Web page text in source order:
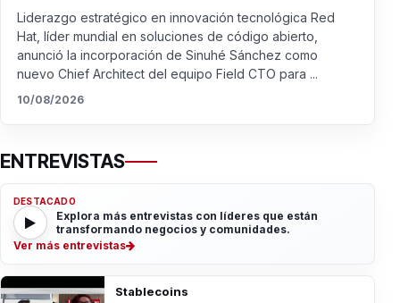
Liderazgo estratégico en innovación tecnológica Red
Hat, líder mundial en soluciones de código abierto,
anunció la incorporación de Sinuhé Sánchez como
nuevo Chief Architect del equipo Field CTO para ...
10/08/2026
ENTREVISTAS
DESTACADO
Explora más entrevistas con líderes que están
transformando negocios y comunidades.
Ver más entrevistas
Stablecoins